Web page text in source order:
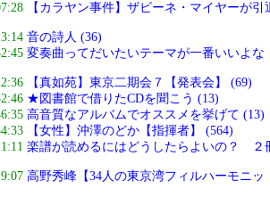
【カラヤン事件】ザビーネ・マイヤーが引
音の詩人 (36)
変奏曲ってだいたいテーマが一番いいよな
【真如苑】東京二期会７【発表会】 (69)
★図書館で借りたCDを聞こう (13)
高音質なアルバムでオススメを挙げて (13)
【女性】沖澤のどか【指揮者】 (564)
楽譜が読めるにはどうしたらよいの？ ２
高野秀峰【34人の東京湾フィルハーモニッ